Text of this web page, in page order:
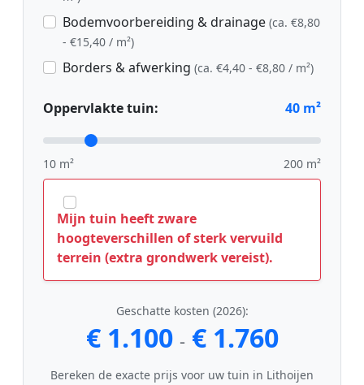
Bodemvoorbereiding & drainage (ca. €8,80
- €15,40 / m²)
Borders & afwerking (ca. €4,40 - €8,80 / m²)
Oppervlakte tuin: 40 m²
10 m² 200 m²
Mijn tuin heeft zware
hoogteverschillen of sterk vervuild
terrein (extra grondwerk vereist).
Geschatte kosten (2026):
€ 1.100 - € 1.760
Bereken de exacte prijs voor uw tuin in Lithoijen